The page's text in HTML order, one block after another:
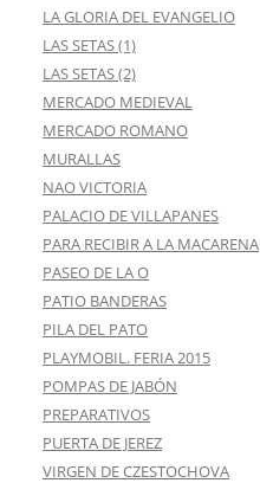
LA GLORIA DEL EVANGELIO
LAS SETAS (1)
LAS SETAS (2)
MERCADO MEDIEVAL
MERCADO ROMANO
MURALLAS
NAO VICTORIA
PALACIO DE VILLAPANES
PARA RECIBIR A LA MACARENA
PASEO DE LA O
PATIO BANDERAS
PILA DEL PATO
PLAYMOBIL. FERIA 2015
POMPAS DE JABÓN
PREPARATIVOS
PUERTA DE JEREZ
VIRGEN DE CZESTOCHOVA